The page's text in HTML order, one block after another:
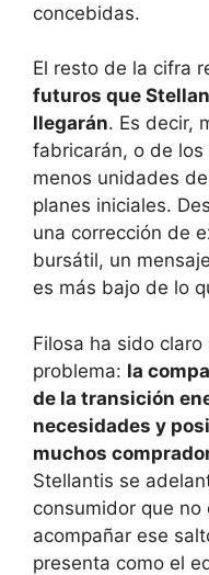
concebidas.
El resto de la cifra
futuros que
llegarán. Es decir,
fabricarán, o de
menos unidades
planes iniciales.
una corrección de
bursátil, un
es más bajo de lo
Filosa ha sido
problema: la
de la transición
necesidades y
muchos
Stellantis se
consumidor que
acompañar ese
presenta como el